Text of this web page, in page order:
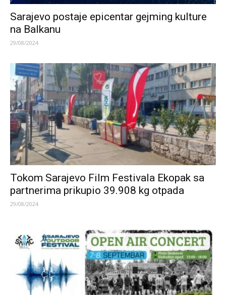
Sarajevo postaje epicentar gejming kulture
na Balkanu
29/08/2024
Tokom Sarajevo Film Festivala Ekopak sa
partnerima prikupio 39.908 kg otpada
29/08/2024